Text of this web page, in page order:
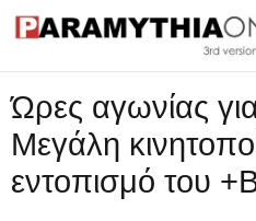
Ροή
Επικοινωνία
Ώρες αγωνίας
Μεγάλη
εντοπισμό του